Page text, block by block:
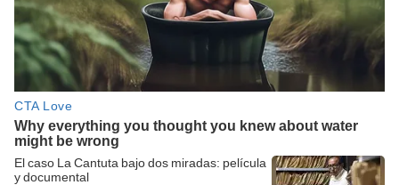
El caso La Cantuta bajo dos miradas: película
y documental